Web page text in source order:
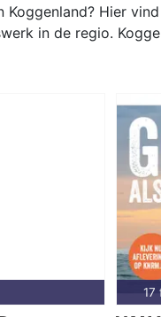
Hier
in de regio.
17